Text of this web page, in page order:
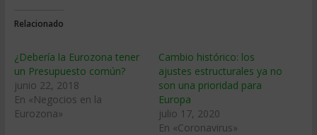
Relacionado
¿Debería la Eurozona tener
un Presupuesto común?
junio 22, 2018
En «Negocios en la
Eurozona»
Cambio histórico: los
ajustes estructurales ya no
son una prioridad para
Europa
julio 17, 2020
En «Coronavirus»